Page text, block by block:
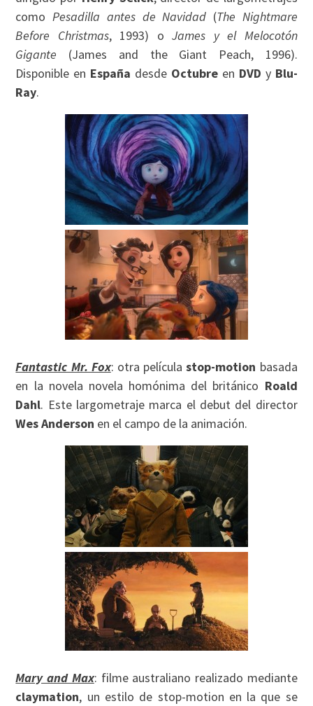
comoPesadilla antes de Navidad (The Nightmare
Before Christmas, 1993) oJames y el Melocotón
Gigante (James and the Giant Peach, 1996).
Disponible en España desde Octubre en DVD y Blu-
Ray.
Fantastic Mr. Fox: otra películastop-motion basada
en la novela novela homónima del británico Roald
Dahl. Este largometraje marca el debut del director
Wes Anderson en el campo de la animación.
Mary and Max: filme australiano realizado mediante
claymation, un estilo de stop-motion en la que se